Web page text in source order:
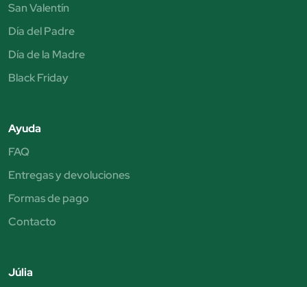
San Valentín
Día del Padre
Día de la Madre
Black Friday
Ayuda
FAQ
Entregas y devoluciones
Formas de pago
Contacto
Júlia